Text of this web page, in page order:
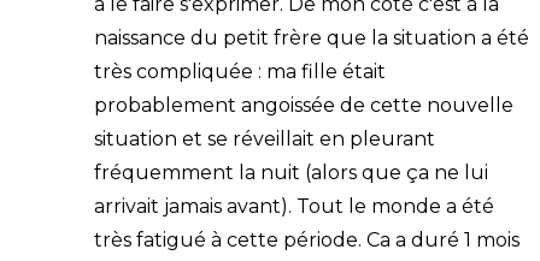
naissance du petit frère que la situation a été
très compliquée : ma fille était
probablement angoissée de cette nouvelle
situation et se réveillait en pleurant
fréquemment la nuit (alors que ça ne lui
arrivait jamais avant). Tout le monde a été
très fatigué à cette période. Ca a duré 1 mois